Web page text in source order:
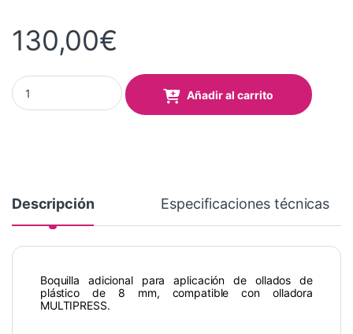
130,00€
Boquilla ollados de plástico 8 mm para olladora MULTIPRESS
Añadir al carrito
Descripción Especificaciones técnicas
Boquilla adicional para aplicación de ollados de
plástico de 8 mm, compatible con olladora
MULTIPRESS.